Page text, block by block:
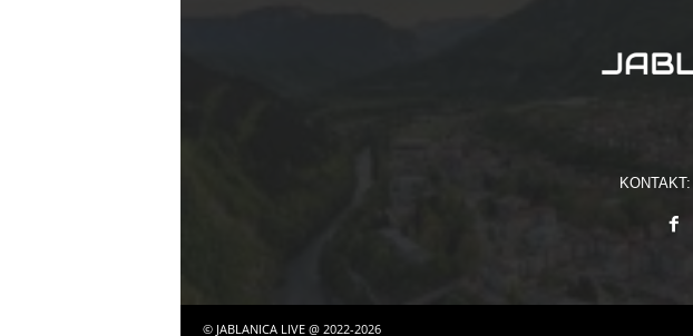
KONTAKT:
© JABLANICA LIVE @ 2022-2026